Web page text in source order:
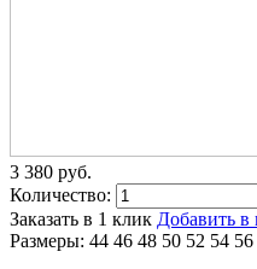
3 380 pуб.
Количество:
Заказать в 1 клик Добавить в
Размеры: 44 46 48 50 52 54 56